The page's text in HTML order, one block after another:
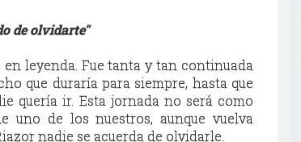
de olvidarte"
leyenda. Fue tanta y tan continuada
que duraría para siempre, hasta que
quería ir. Esta jornada no será como
uno de los nuestros, aunque vuelva
nadie se acuerda de olvidarle.